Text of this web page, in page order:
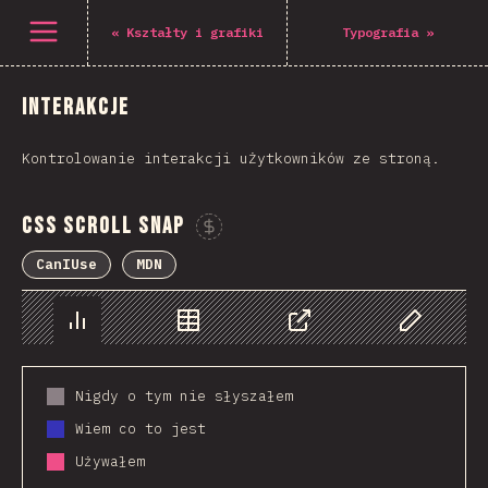
Open menu « Kształty i grafiki Typografia»
Interakcje
Kontrolowanie interakcji użytkowników ze stroną.
CSS Scroll Snap
CanIUse MDN
Chart Data Share Customize
Nigdy o tym nie słyszałem
Wiem co to jest
Używałem